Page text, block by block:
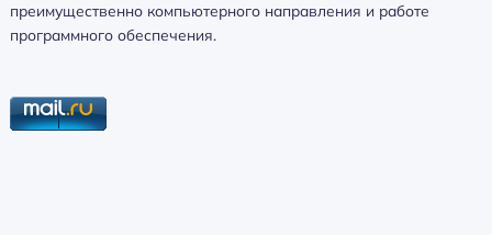
преимущественно компьютерного направления и работе
программного обеспечения.